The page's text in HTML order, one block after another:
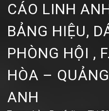
CÁO LINH
BẢNG HIỆU,
PHÒNG HỘI ,
HÒA –
ANH